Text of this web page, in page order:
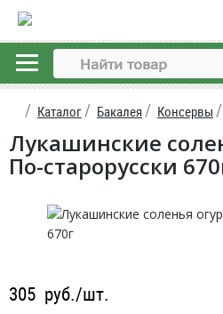
Каталог Бакалея Консервы
Лукашинские
По-старорусски
305 руб./шт.